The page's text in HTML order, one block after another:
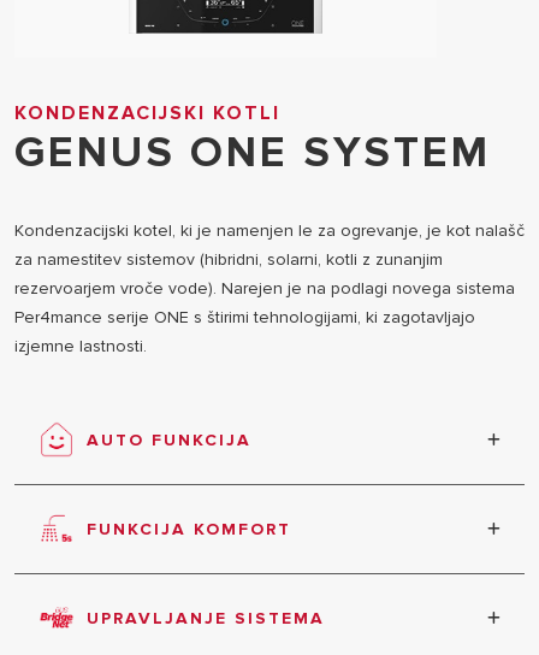
KONDENZACIJSKI KOTLI
GENUS ONE SYSTEM
Kondenzacijski kotel, ki je namenjen le za ogrevanje, je kot nalašč
za namestitev sistemov (hibridni, solarni, kotli z zunanjim
rezervoarjem vroče vode). Narejen je na podlagi novega sistema
Per4mance serije ONE s štirimi tehnologijami, ki zagotavljajo
izjemne lastnosti.
AUTO FUNKCIJA
Maksimalno udobje, učinkovitost in prihranek
energije so omogočeni na podlagi samodejne
analize pogojev okolja, povezanih zunanjih enot in
FUNKCIJA KOMFORT
Hitra priprava tople vode v dveh načinih dela. V
5 minutah, v načinu dela Comfort pa po 30 minutah
UPRAVLJANJE SISTEMA